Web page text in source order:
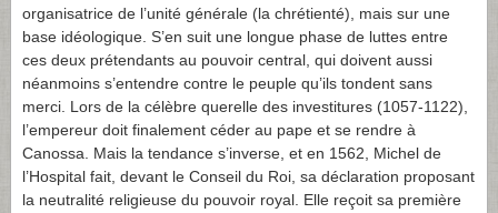
organisatrice de l’unité générale (la chrétienté), mais sur une
base idéologique. S’en suit une longue phase de luttes entre
ces deux prétendants au pouvoir central, qui doivent aussi
néanmoins s’entendre contre le peuple qu’ils tondent sans
merci. Lors de la célèbre querelle des investitures (1057-1122),
l’empereur doit finalement céder au pape et se rendre à
Canossa. Mais la tendance s’inverse, et en 1562, Michel de
l’Hospital fait, devant le Conseil du Roi, sa déclaration proposant
la neutralité religieuse du pouvoir royal. Elle reçoit sa première